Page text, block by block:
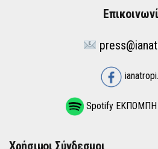
Spotify
Χρήσιμοι Σύνδεσμοι